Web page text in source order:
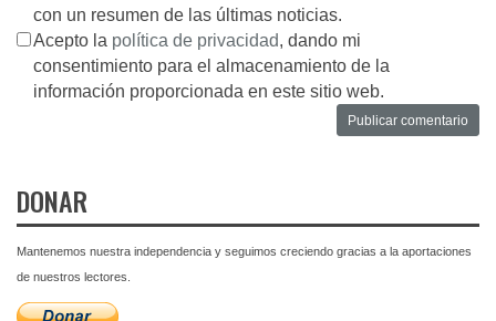
con un resumen de las últimas noticias.
Acepto la política de privacidad, dando mi
consentimiento para el almacenamiento de la
información proporcionada en este sitio web.
DONAR
Mantenemos nuestra independencia y seguimos creciendo gracias a la aportaciones
de nuestros lectores.